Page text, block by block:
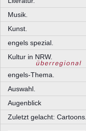
Musik.
Kunst.
engels spezial.
Kultur in NRW.
engels-Thema.
Auswahl.
Augenblick
Zuletzt gelacht: Cartoons.